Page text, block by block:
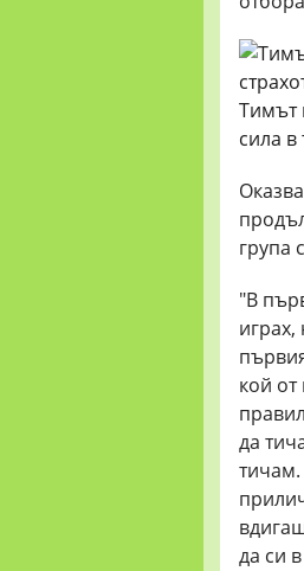
Тимът
сила в
група
"В
кой от
да
тичам.
да си